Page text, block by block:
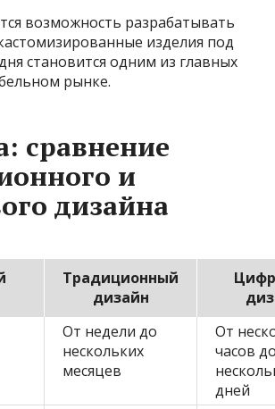
возможность разрабатывать
изделия под
становится одним из главных
рынке.
сравнение
и
дизайна
Традиционный
дизайн
От недели до
нескольких
месяцев
От
часов
дней